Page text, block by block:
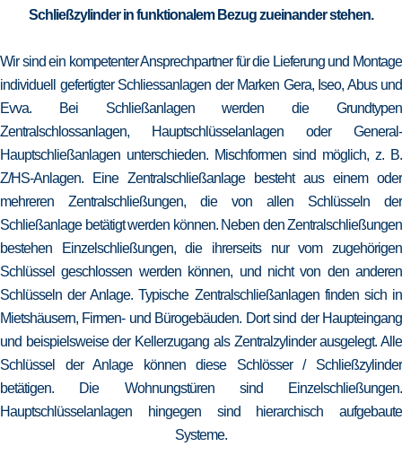
Schließzylinder in funktionalem Bezug zueinander stehen.
Wir sind ein kompetenter Ansprechpartner für die Lieferung und Montage
individuell gefertigter Schliessanlagen der Marken Gera, Iseo, Abus und
Evva. Bei Schließanlagen werden die Grundtypen
Zentralschlossanlagen, Hauptschlüsselanlagen oder General-
Hauptschließanlagen unterschieden. Mischformen sind möglich, z. B.
Z/HS-Anlagen. Eine Zentralschließanlage besteht aus einem oder
mehreren Zentralschließungen, die von allen Schlüsseln der
Schließanlage betätigt werden können. Neben den Zentralschließungen
bestehen Einzelschließungen, die ihrerseits nur vom zugehörigen
Schlüssel geschlossen werden können, und nicht von den anderen
Schlüsseln der Anlage. Typische Zentralschließanlagen finden sich in
Mietshäusern, Firmen- und Bürogebäuden. Dort sind der Haupteingang
und beispielsweise der Kellerzugang als Zentralzylinder ausgelegt. Alle
Schlüssel der Anlage können diese Schlösser / Schließzylinder
betätigen. Die Wohnungstüren sind Einzelschließungen.
Hauptschlüsselanlagen hingegen sind hierarchisch aufgebaute
Systeme.